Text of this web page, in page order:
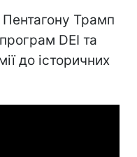
Пентагону Трамп
DEI та
до історичних